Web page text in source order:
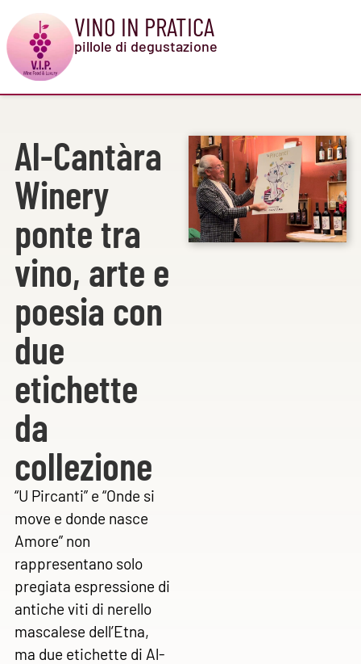
VINO IN PRATICA
pillole di degustazione
Al-Cantàra
Winery
ponte tra
vino, arte e
poesia con
due
etichette
da
collezione
“U Pircanti” e “Onde si
move e donde nasce
Amore” non
rappresentano solo
pregiata espressione di
antiche viti di nerello
mascalese dell’Etna,
ma due etichette di Al-